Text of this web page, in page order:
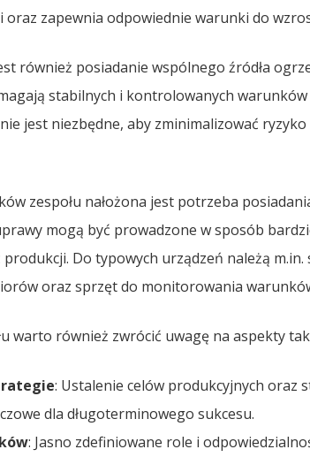
oraz zapewnia odpowiednie warunki do
również posiadanie wspólnego źródła
stabilnych i kontrolowanych
jest niezbędne, aby zminimalizować
zespołu nałożona jest potrzeba
mogą być prowadzone w sposób
Do typowych urządzeń należą m.in.
oraz sprzęt do monitorowania
warto również zwrócić uwagę na aspekty
: Ustalenie celów produkcyjnych oraz
dla długoterminowego sukcesu.
: Jasno zdefiniowane role i